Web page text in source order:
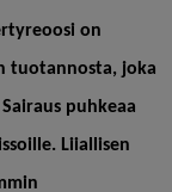
on
tuotannosta, joka
puhkeaa
Liiallisen